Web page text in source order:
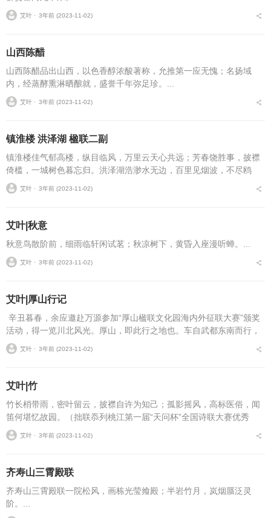
艾叶 ⋅ 3年前 (2023-11-02)
山西陈醋
山西陈醋品出山西，以色香醇浓酸著称，允推第一应无愧；名扬域
内，经蒸酵熏淋晒酿就，盛誉千年弥足珍。...
艾叶 ⋅ 3年前 (2023-11-02)
镇淮楼 洪泽湖 楹联二副
镇淮楼佳气郁高楼，纵目临风，万里云天心共远；芳春饶胜事，披襟
倚槛，一城树色暮忘归。洪泽湖浩渺水无边，百里见烟波，不尽鸥
梦；苍茫天一色，三年去乡国，偏多雁声。...
艾叶 ⋅ 3年前 (2023-11-02)
艾叶|秋意
秋意鸟散阶前，细雨临轩闲试茗；秋凉树下，黄昏入座漫听蝉。...
艾叶 ⋅ 3年前 (2023-11-02)
艾叶|厚山行记
辛丑暮春，余应邀赴万源参加“厚山楹联文化园海内外征联大赛”颁奖
活动，得一览川北风光。厚山，即此行之地也。车自武都东南而行，
即见群山逶迤，翠色扑眉，云天映衬，涧流断续。逾行，则山逾奇，
景逾妍...
艾叶 ⋅ 3年前 (2023-11-02)
艾叶|竹
竹长梢带雨，密叶留云，披襟自许为知己；孤影摇风，高标医俗，闻
笛何堪忆故园。（拙联忝列桃江第一届“天问杯”全国诗联大赛优秀
奖）...
艾叶 ⋅ 3年前 (2023-11-02)
齐寿山三霄殿联
齐寿山三霄殿联一院松风，画栋光莹飨殿；半岩竹月，岚烟蜃泛灵
阶。...